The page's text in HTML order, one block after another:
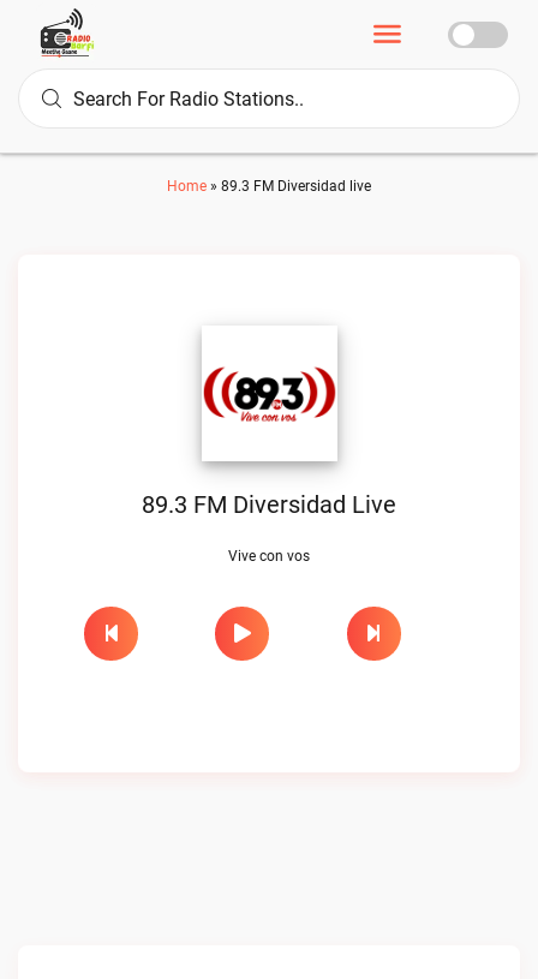
Home » 89.3 FM Diversidad live
89.3 FM Diversidad Live
Vive con vos